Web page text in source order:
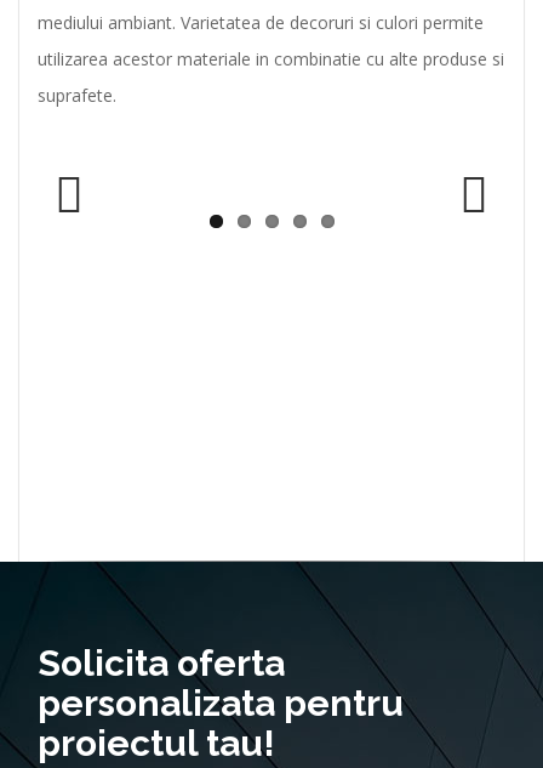
mediului ambiant. Varietatea de decoruri si culori permite
utilizarea acestor materiale in combinatie cu alte produse si
suprafete.
Solicita oferta
personalizata pentru
proiectul tau!